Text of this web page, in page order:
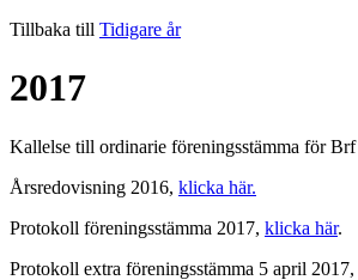
Tillbaka till Tidigare år
2017
Kallelse till ordinarie föreningsstämma för
Årsredovisning 2016, klicka här.
Protokoll föreningsstämma 2017, klicka här.
Protokoll extra föreningsstämma 5 april 2017,